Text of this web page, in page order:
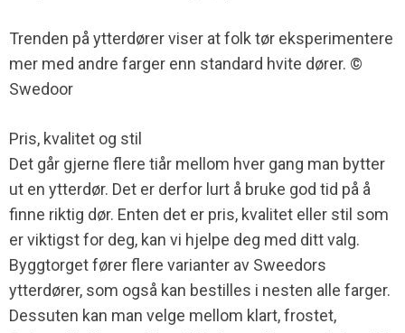
Trenden på ytterdører viser at folk tør eksperimentere
mer med andre farger enn standard hvite dører. ©
Swedoor
Pris, kvalitet og stil
Det går gjerne flere tiår mellom hver gang man bytter
ut en ytterdør. Det er derfor lurt å bruke god tid på å
finne riktig dør. Enten det er pris, kvalitet eller stil som
er viktigst for deg, kan vi hjelpe deg med ditt valg.
Byggtorget fører flere varianter av Sweedors
ytterdører, som også kan bestilles i nesten alle farger.
Dessuten kan man velge mellom klart, frostet,